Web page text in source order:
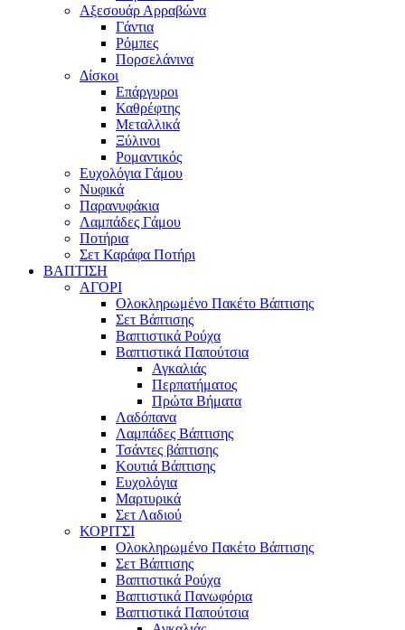
Αξεσουάρ Αρραβώνα
Γάντια
Ρόμπες
Πορσελάνινα
Δίσκοι
Επάργυροι
Καθρέφτης
Μεταλλικά
Ξύλινοι
Ρομαντικός
Ευχολόγια Γάμου
Νυφικά
Παρανυφάκια
Λαμπάδες Γάμου
Ποτήρια
Σετ Καράφα Ποτήρι
ΒΑΠΤΙΣΗ
ΑΓΟΡΙ
Ολοκληρωμένο Πακέτο Βάπτισης
Σετ Βάπτισης
Βαπτιστικά Ρούχα
Βαπτιστικά Παπούτσια
Αγκαλιάς
Περπατήματος
Πρώτα Βήματα
Λαδόπανα
Λαμπάδες Βάπτισης
Τσάντες βάπτισης
Κουτιά Βάπτισης
Ευχολόγια
Μαρτυρικά
Σετ Λαδιού
ΚΟΡΙΤΣΙ
Ολοκληρωμένο Πακέτο Βάπτισης
Σετ Βάπτισης
Βαπτιστικά Ρούχα
Βαπτιστικά Πανωφόρια
Βαπτιστικά Παπούτσια